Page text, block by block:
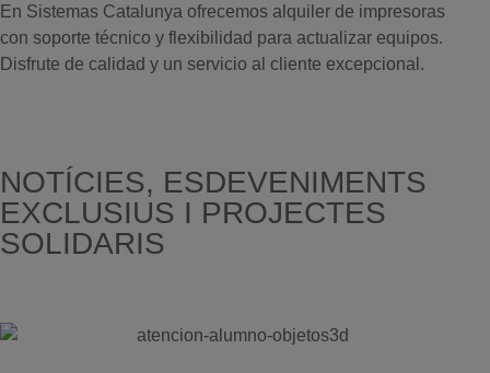
En Sistemas Catalunya ofrecemos alquiler de impresoras
con soporte técnico y flexibilidad para actualizar equipos.
Disfrute de calidad y un servicio al cliente excepcional.
NOTÍCIES, ESDEVENIMENTS
EXCLUSIUS I PROJECTES
SOLIDARIS